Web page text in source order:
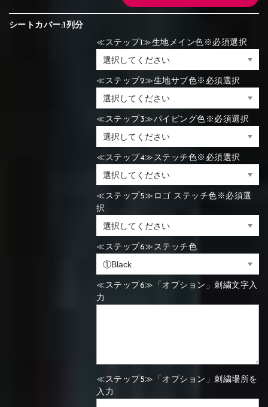
シートカバー:1列分
≪ステップ1≫生地メイン色※必須選択
≪ステップ2≫生地サブ色※必須選択
≪ステップ3≫パイピング色※必須選択
≪ステップ4≫ステッチ色※必須選択
≪ステップ5≫ロゴ ステッチ色※必須選
択
≪ステップ6≫ステッチ色
≪ステップ6≫「オプション」刺繍文字入
力
≪ステップ5≫「オプション」刺繍場所を
入力